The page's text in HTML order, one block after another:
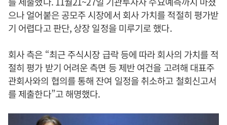
으나 얼어붙은 공모주 시장에서 회사 가치를 적절히 평가받
기 어렵다고 판단, 상장 일정을 미루기로 했다.
회사 측은 “최근 주식시장 급락 등에 따라 회사의 가치를 적
절히 평가 받기 어려운 측면 등 제반 여건을 고려해 대표주
관회사와의 협의를 통해 잔여 일정을 취소하고 철회신고서
를 제출한다”고 해명했다.